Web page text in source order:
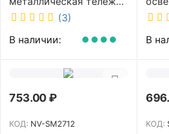
с отжимом и корзинкой
под химию NV 23 л NV-
11123
(3)
В наличии:
В
753.00₽
КОД: NV-SM2712 КОД: